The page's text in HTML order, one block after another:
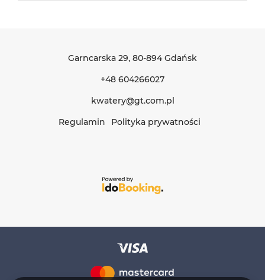
Garncarska 29, 80-894 Gdańsk
+48 604266027
kwatery@gt.com.pl
Regulamin
Polityka prywatności